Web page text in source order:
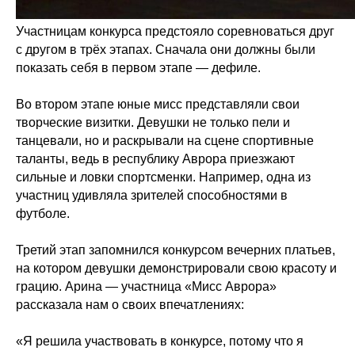
Участницам конкурса предстояло соревноваться друг
с другом в трёх этапах. Сначала они должны были
показать себя в первом этапе — дефиле.
Во втором этапе юные мисс представляли свои
творческие визитки. Девушки не только пели и
танцевали, но и раскрывали на сцене спортивные
таланты, ведь в республику Аврора приезжают
сильные и ловки спортсменки. Например, одна из
участниц удивляла зрителей способностями в
футболе.
Третий этап запомнился конкурсом вечерних платьев,
на котором девушки демонстрировали свою красоту и
грацию. Арина — участница «Мисс Аврора»
рассказала нам о своих впечатлениях:
«Я решила участвовать в конкурсе, потому что я